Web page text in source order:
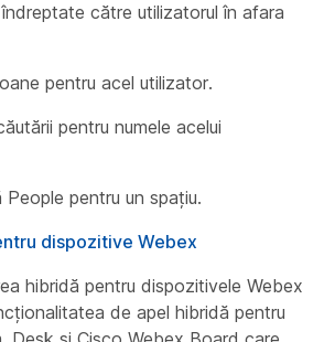
către utilizatorul în afara
pentru acel utilizator.
pentru numele acelui
pentru un spațiu.
dispozitive Webex
hibridă pentru dispozitivele Webex
de apel hibridă pentru